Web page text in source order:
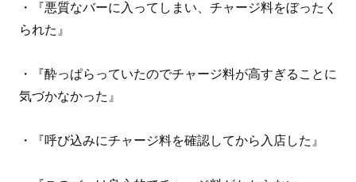
・『悪質なバーに入ってしまい、チャージ料をぼったく
られた』
・『酔っぱらっていたのでチャージ料が高すぎることに
気づかなかった』
・『呼び込みにチャージ料を確認してから入店した』